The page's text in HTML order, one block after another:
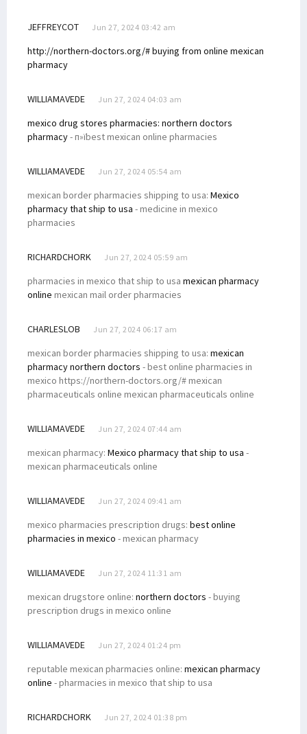
JEFFREYCOT Jun 27, 2024 03:42 am
http://northern-doctors.org/# buying from online mexican
pharmacy
WILLIAMAVEDE Jun 27, 2024 04:03 am
mexico drug stores pharmacies: northern doctors
pharmacy- п»їbest mexican online pharmacies
WILLIAMAVEDE Jun 27, 2024 05:54 am
mexican border pharmacies shipping to usa: Mexico
pharmacy that ship to usa - medicine in mexico
pharmacies
RICHARDCHORK Jun 27, 2024 05:59 am
pharmacies in mexico that ship to usa mexican pharmacy
online mexican mail order pharmacies
CHARLESLOB Jun 27, 2024 06:17 am
mexican border pharmacies shipping to usa: mexican
pharmacy northern doctors - best online pharmacies in
mexico https://northern-doctors.org/# mexican
pharmaceuticals online mexican pharmaceuticals online
WILLIAMAVEDE Jun 27, 2024 07:44 am
mexican pharmacy: Mexico pharmacy that ship to usa -
mexican pharmaceuticals online
WILLIAMAVEDE Jun 27, 2024 09:41 am
mexico pharmacies prescription drugs: best online
pharmacies in mexico - mexican pharmacy
WILLIAMAVEDE Jun 27, 2024 11:31 am
mexican drugstore online: northern doctors - buying
prescription drugs in mexico online
WILLIAMAVEDE Jun 27, 2024 01:24 pm
reputable mexican pharmacies online: mexican pharmacy
online - pharmacies in mexico that ship to usa
RICHARDCHORK Jun 27, 2024 01:38 pm